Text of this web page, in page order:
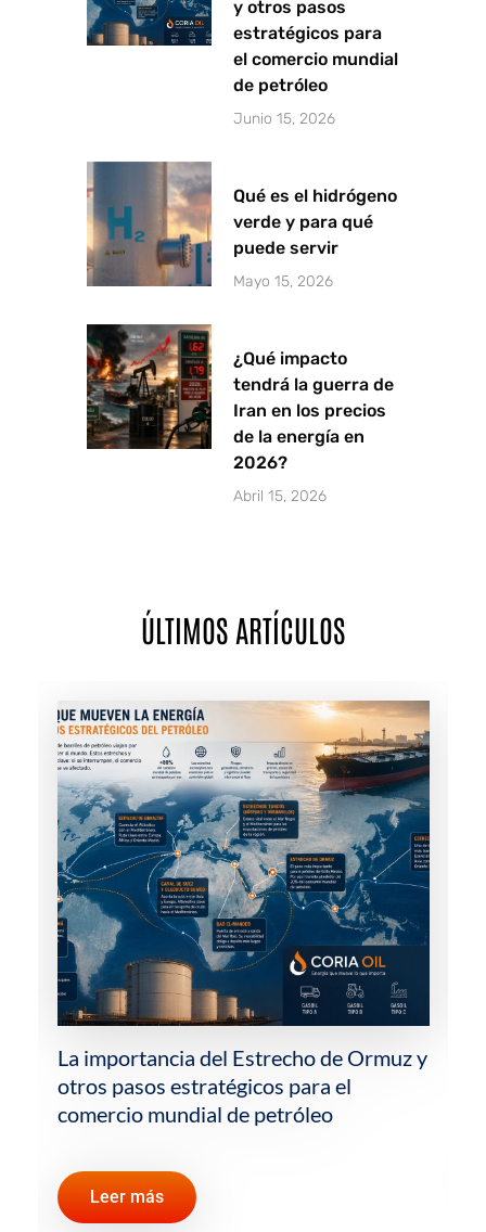
y otros pasos
estratégicos para
el comercio mundial
de petróleo
Junio 15, 2026
Qué es el hidrógeno
verde y para qué
puede servir
Mayo 15, 2026
¿Qué impacto
tendrá la guerra de
Iran en los precios
de la energía en
2026?
Abril 15, 2026
ÚLTIMOS ARTÍCULOS
La importancia del Estrecho de Ormuz y
otros pasos estratégicos para el
comercio mundial de petróleo
Leer más